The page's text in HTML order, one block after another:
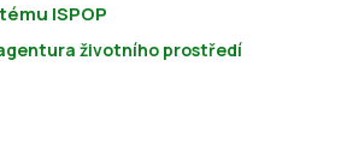
ISPOP
životního prostředí